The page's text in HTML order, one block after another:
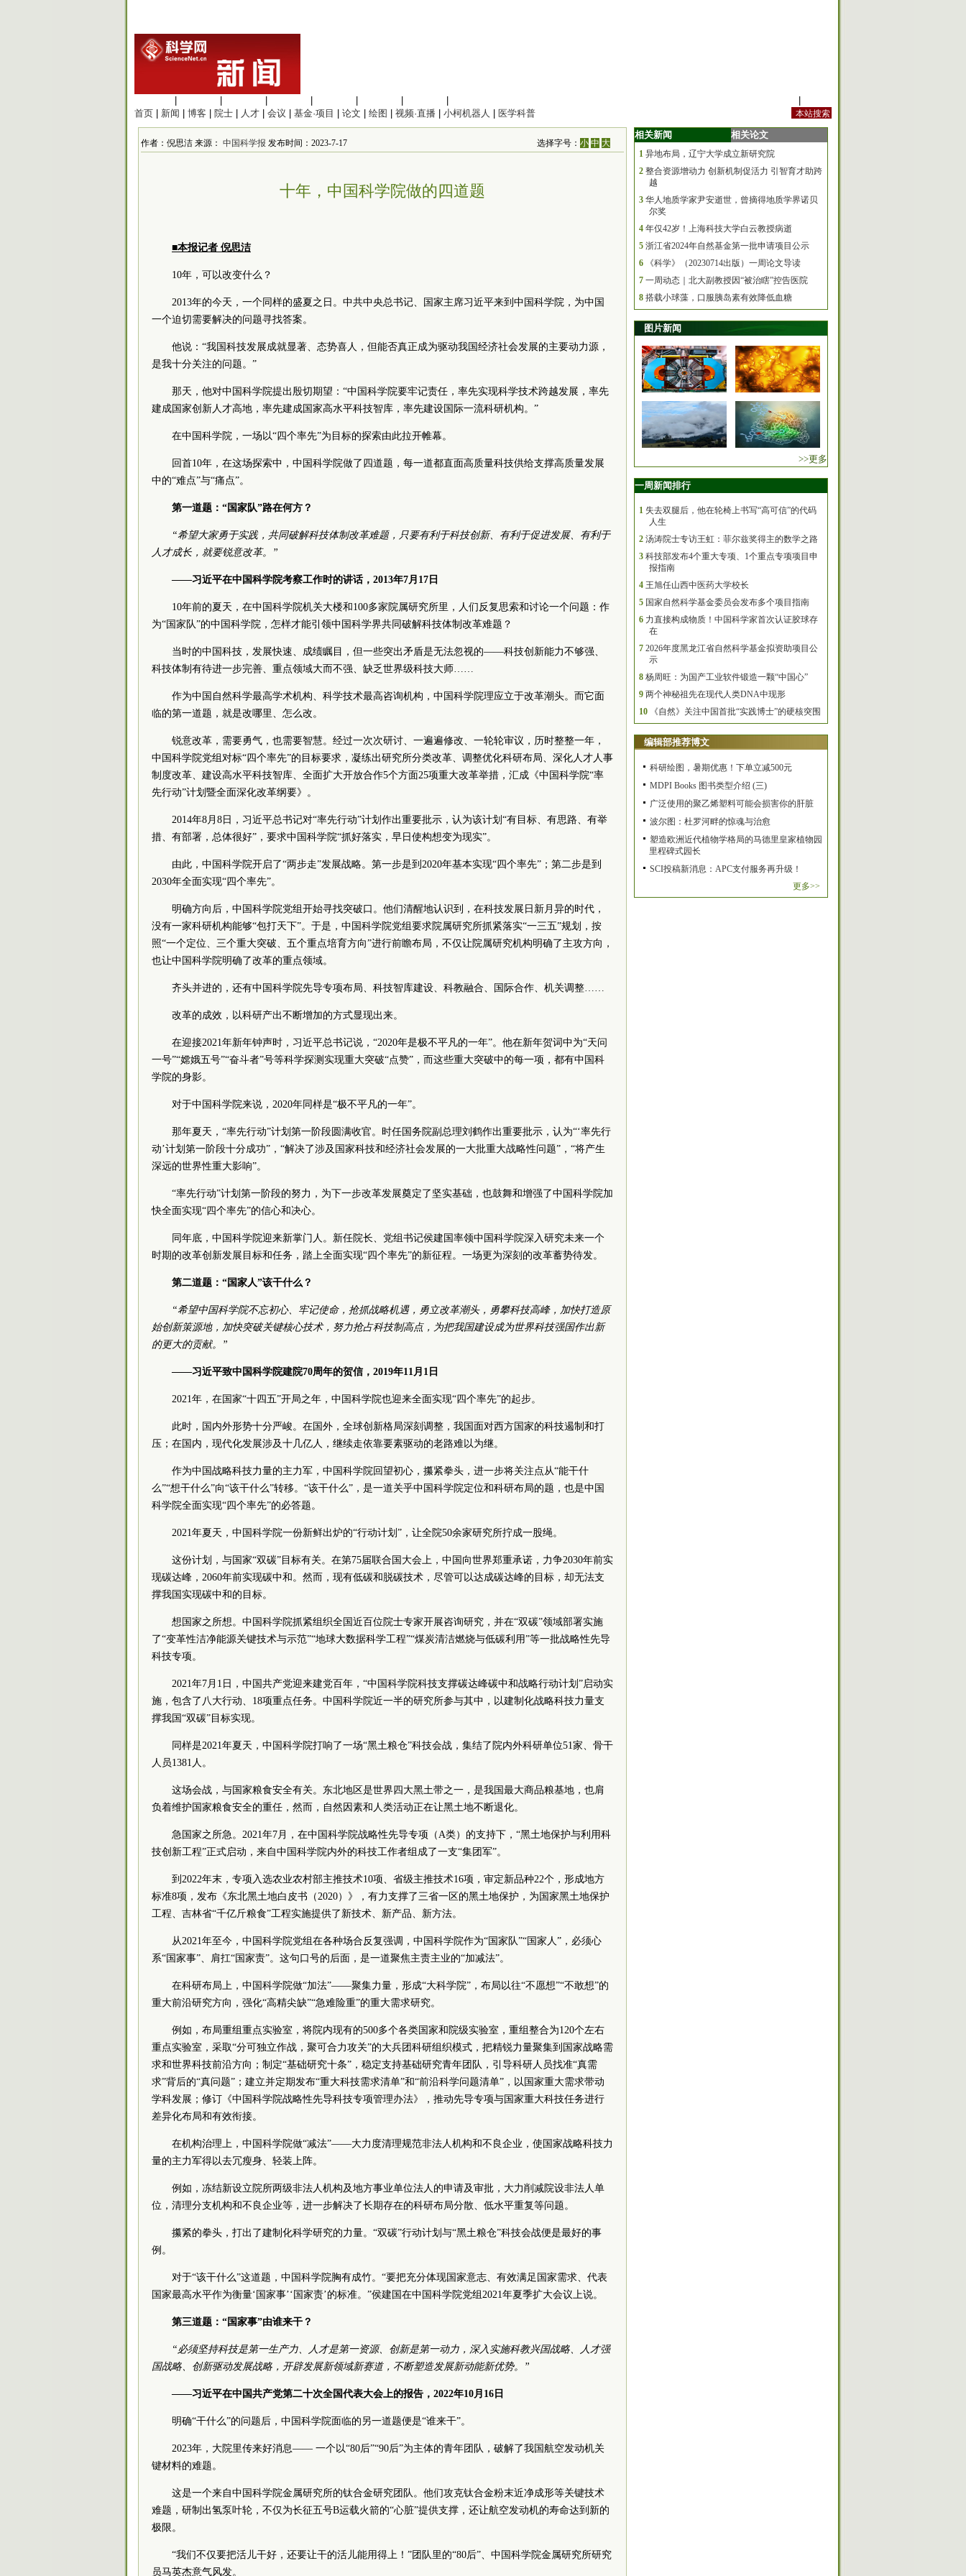
首页
新闻 博客 院士 人才 会议 基金·项目 论文 绘图 视频·直播 小柯机器人 医学科普
作者：倪思洁 来源： 中国科学报 发布时间：2023-7-17 选择字号：小 中 大
十年，中国科学院做的四道题
■本报记者 倪思洁
10年，可以改变什么？
2013年的今天，一个同样的盛夏之日。中共中央总书记、国家主席习近平来到中国科学院，为中国
一个迫切需要解决的问题寻找答案。
他说：“我国科技发展成就显著、态势喜人，但能否真正成为驱动我国经济社会发展的主要动力源，
是我十分关注的问题。”
那天，他对中国科学院提出殷切期望：“中国科学院要牢记责任，率先实现科学技术跨越发展，率先
建成国家创新人才高地，率先建成国家高水平科技智库，率先建设国际一流科研机构。”
在中国科学院，一场以“四个率先”为目标的探索由此拉开帷幕。
回首10年，在这场探索中，中国科学院做了四道题，每一道都直面高质量科技供给支撑高质量发展
中的“难点”与“痛点”。
第一道题：“国家队”路在何方？
“希望大家勇于实践，共同破解科技体制改革难题，只要有利于科技创新、有利于促进发展、有利于
人才成长，就要锐意改革。”
——习近平在中国科学院考察工作时的讲话，2013年7月17日
10年前的夏天，在中国科学院机关大楼和100多家院属研究所里，人们反复思索和讨论一个问题：作
为“国家队”的中国科学院，怎样才能引领中国科学界共同破解科技体制改革难题？
当时的中国科技，发展快速、成绩瞩目，但一些突出矛盾是无法忽视的——科技创新能力不够强、
科技体制有待进一步完善、重点领域大而不强、缺乏世界级科技大师……
作为中国自然科学最高学术机构、科学技术最高咨询机构，中国科学院理应立于改革潮头。而它面
临的第一道题，就是改哪里、怎么改。
锐意改革，需要勇气，也需要智慧。经过一次次研讨、一遍遍修改、一轮轮审议，历时整整一年，
中国科学院党组对标“四个率先”的目标要求，凝练出研究所分类改革、调整优化科研布局、深化人才人事
制度改革、建设高水平科技智库、全面扩大开放合作5个方面25项重大改革举措，汇成《中国科学院“率
先行动”计划暨全面深化改革纲要》。
2014年8月8日，习近平总书记对“率先行动”计划作出重要批示，认为该计划“有目标、有思路、有举
措、有部署，总体很好”，要求中国科学院“抓好落实，早日使构想变为现实”。
由此，中国科学院开启了“两步走”发展战略。第一步是到2020年基本实现“四个率先”；第二步是到
2030年全面实现“四个率先”。
明确方向后，中国科学院党组开始寻找突破口。他们清醒地认识到，在科技发展日新月异的时代，
没有一家科研机构能够“包打天下”。于是，中国科学院党组要求院属研究所抓紧落实“一三五”规划，按
照“一个定位、三个重大突破、五个重点培育方向”进行前瞻布局，不仅让院属研究机构明确了主攻方向，
也让中国科学院明确了改革的重点领域。
齐头并进的，还有中国科学院先导专项布局、科技智库建设、科教融合、国际合作、机关调整……
改革的成效，以科研产出不断增加的方式显现出来。
在迎接2021年新年钟声时，习近平总书记说，“2020年是极不平凡的一年”。他在新年贺词中为“天问
一号”“嫦娥五号”“奋斗者”号等科学探测实现重大突破“点赞”，而这些重大突破中的每一项，都有中国科
学院的身影。
对于中国科学院来说，2020年同样是“极不平凡的一年”。
那年夏天，“率先行动”计划第一阶段圆满收官。时任国务院副总理刘鹤作出重要批示，认为“‘率先行
动’计划第一阶段十分成功”，“解决了涉及国家科技和经济社会发展的一大批重大战略性问题”，“将产生
深远的世界性重大影响”。
“率先行动”计划第一阶段的努力，为下一步改革发展奠定了坚实基础，也鼓舞和增强了中国科学院加
快全面实现“四个率先”的信心和决心。
同年底，中国科学院迎来新掌门人。新任院长、党组书记侯建国率领中国科学院深入研究未来一个
时期的改革创新发展目标和任务，踏上全面实现“四个率先”的新征程。一场更为深刻的改革蓄势待发。
第二道题：“国家人”该干什么？
“希望中国科学院不忘初心、牢记使命，抢抓战略机遇，勇立改革潮头，勇攀科技高峰，加快打造原
始创新策源地，加快突破关键核心技术，努力抢占科技制高点，为把我国建设成为世界科技强国作出新
的更大的贡献。”
——习近平致中国科学院建院70周年的贺信，2019年11月1日
2021年，在国家“十四五”开局之年，中国科学院也迎来全面实现“四个率先”的起步。
此时，国内外形势十分严峻。在国外，全球创新格局深刻调整，我国面对西方国家的科技遏制和打
压；在国内，现代化发展涉及十几亿人，继续走依靠要素驱动的老路难以为继。
作为中国战略科技力量的主力军，中国科学院回望初心，攥紧拳头，进一步将关注点从“能干什
么”“想干什么”向“该干什么”转移。“该干什么”，是一道关乎中国科学院定位和科研布局的题，也是中国
科学院全面实现“四个率先”的必答题。
2021年夏天，中国科学院一份新鲜出炉的“行动计划”，让全院50余家研究所拧成一股绳。
这份计划，与国家“双碳”目标有关。在第75届联合国大会上，中国向世界郑重承诺，力争2030年前实
现碳达峰，2060年前实现碳中和。然而，现有低碳和脱碳技术，尽管可以达成碳达峰的目标，却无法支
撑我国实现碳中和的目标。
想国家之所想。中国科学院抓紧组织全国近百位院士专家开展咨询研究，并在“双碳”领域部署实施
了“变革性洁净能源关键技术与示范”“地球大数据科学工程”“煤炭清洁燃烧与低碳利用”等一批战略性先导
科技专项。
2021年7月1日，中国共产党迎来建党百年，“中国科学院科技支撑碳达峰碳中和战略行动计划”启动实
施，包含了八大行动、18项重点任务。中国科学院近一半的研究所参与其中，以建制化战略科技力量支
撑我国“双碳”目标实现。
同样是2021年夏天，中国科学院打响了一场“黑土粮仓”科技会战，集结了院内外科研单位51家、骨干
人员1381人。
这场会战，与国家粮食安全有关。东北地区是世界四大黑土带之一，是我国最大商品粮基地，也肩
负着维护国家粮食安全的重任，然而，自然因素和人类活动正在让黑土地不断退化。
急国家之所急。2021年7月，在中国科学院战略性先导专项（A类）的支持下，“黑土地保护与利用科
技创新工程”正式启动，来自中国科学院内外的科技工作者组成了一支“集团军”。
到2022年末，专项入选农业农村部主推技术10项、省级主推技术16项，审定新品种22个，形成地方
标准8项，发布《东北黑土地白皮书（2020）》，有力支撑了三省一区的黑土地保护，为国家黑土地保护
工程、吉林省“千亿斤粮食”工程实施提供了新技术、新产品、新方法。
从2021年至今，中国科学院党组在各种场合反复强调，中国科学院作为“国家队”“国家人”，必须心
系“国家事”、肩扛“国家责”。这句口号的后面，是一道聚焦主责主业的“加减法”。
在科研布局上，中国科学院做“加法”——聚集力量，形成“大科学院”，布局以往“不愿想”“不敢想”的
重大前沿研究方向，强化“高精尖缺”“急难险重”的重大需求研究。
例如，布局重组重点实验室，将院内现有的500多个各类国家和院级实验室，重组整合为120个左右
重点实验室，采取“分可独立作战，聚可合力攻关”的大兵团科研组织模式，把精锐力量聚集到国家战略需
求和世界科技前沿方向；制定“基础研究十条”，稳定支持基础研究青年团队，引导科研人员找准“真需
求”背后的“真问题”；建立并定期发布“重大科技需求清单”和“前沿科学问题清单”，以国家重大需求带动
学科发展；修订《中国科学院战略性先导科技专项管理办法》，推动先导专项与国家重大科技任务进行
差异化布局和有效衔接。
在机构治理上，中国科学院做“减法”——大力度清理规范非法人机构和不良企业，使国家战略科技力
量的主力军得以去冗瘦身、轻装上阵。
例如，冻结新设立院所两级非法人机构及地方事业单位法人的申请及审批，大力削减院设非法人单
位，清理分支机构和不良企业等，进一步解决了长期存在的科研布局分散、低水平重复等问题。
攥紧的拳头，打出了建制化科学研究的力量。“双碳”行动计划与“黑土粮仓”科技会战便是最好的事
例。
对于“该干什么”这道题，中国科学院胸有成竹。“要把充分体现国家意志、有效满足国家需求、代表
国家最高水平作为衡量‘国家事’‘国家责’的标准。”侯建国在中国科学院党组2021年夏季扩大会议上说。
第三道题：“国家事”由谁来干？
“必须坚持科技是第一生产力、人才是第一资源、创新是第一动力，深入实施科教兴国战略、人才强
国战略、创新驱动发展战略，开辟发展新领域新赛道，不断塑造发展新动能新优势。”
——习近平在中国共产党第二十次全国代表大会上的报告，2022年10月16日
明确“干什么”的问题后，中国科学院面临的另一道题便是“谁来干”。
2023年，大院里传来好消息—— 一个以“80后”“90后”为主体的青年团队，破解了我国航空发动机关
键材料的难题。
这是一个来自中国科学院金属研究所的钛合金研究团队。他们攻克钛合金粉末近净成形等关键技术
难题，研制出氢泵叶轮，不仅为长征五号B运载火箭的“心脏”提供支撑，还让航空发动机的寿命达到新的
极限。
“我们不仅要把活儿干好，还要让干的活儿能用得上！”团队里的“80后”、中国科学院金属研究所研究
员马英杰意气风发。
相关新闻 相关论文
1 异地布局，辽宁大学成立新研究院
2 整合资源增动力 创新机制促活力 引智育才助跨
越
3 华人地质学家尹安逝世，曾摘得地质学界诺贝
尔奖
4 年仅42岁！上海科技大学白云教授病逝
5 浙江省2024年自然基金第一批申请项目公示
6
《科学》（20230714出版）一周论文导读
7 一周动态｜北大副教授因“被治瞎”控告医院
8 搭载小球藻，口服胰岛素有效降低血糖
图片新闻
>>更多
一周新闻排行
1 失去双腿后，他在轮椅上书写“高可信”的代码
人生
2 汤涛院士专访王虹：菲尔兹奖得主的数学之路
3 科技部发布4个重大专项、1个重点专项项目申
报指南
4 王旭任山西中医药大学校长
5 国家自然科学基金委员会发布多个项目指南
6 力直接构成物质！中国科学家首次认证胶球存
在
7 2026年度黑龙江省自然科学基金拟资助项目公
示
8 杨周旺：为国产工业软件锻造一颗“中国心”
9 两个神秘祖先在现代人类DNA中现形
10
《自然》关注中国首批“实践博士”的硬核突围
编辑部推荐博文
科研绘图，暑期优惠！下单立减500元
MDPI Books 图书类型介绍 (三)
广泛使用的聚乙烯塑料可能会损害你的肝脏
波尔图：杜罗河畔的惊魂与治愈
塑造欧洲近代植物学格局的马德里皇家植物园
里程碑式园长
SCI投稿新消息：APC支付服务再升级！
更多>>